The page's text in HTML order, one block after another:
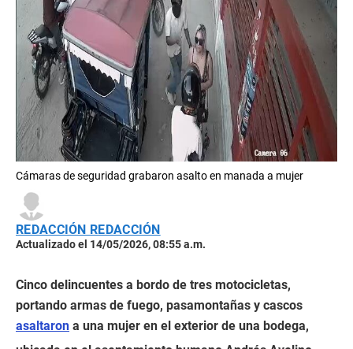
Cámaras de seguridad grabaron asalto en manada a mujer
REDACCIÓN REDACCIÓN
Actualizado el 14/05/2026, 08:55 a.m.
Cinco delincuentes a bordo de tres motocicletas,
portando armas de fuego, pasamontañas y cascos
asaltaron a una mujer en el exterior de una bodega,